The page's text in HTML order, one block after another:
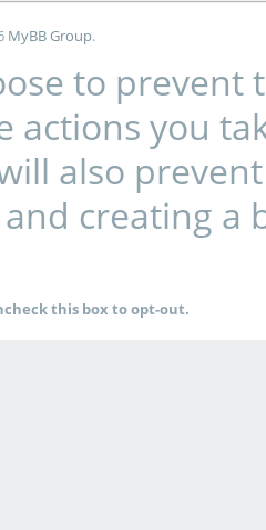
MyBB Group.
to
actions you
also
creating a
this box to opt-out.